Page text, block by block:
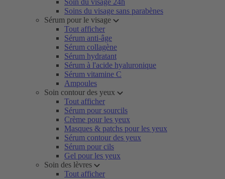
Soin du visage 24h
Soins du visage sans parabènes
Sérum pour le visage
Tout afficher
Sérum anti-âge
Sérum collagène
Sérum hydratant
Sérum à l'acide hyaluronique
Sérum vitamine C
Ampoules
Soin contour des yeux
Tout afficher
Sérum pour sourcils
Crème pour les yeux
Masques & patchs pour les yeux
Sérum contour des yeux
Sérum pour cils
Gel pour les yeux
Soin des lèvres
Tout afficher